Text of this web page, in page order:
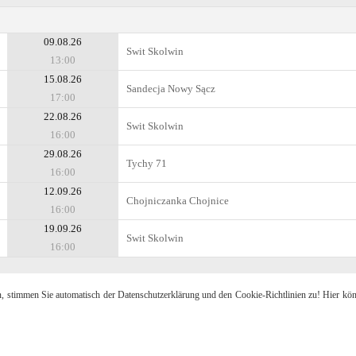
09.08.26
13:00
Swit Skolwin
15.08.26
17:00
Sandecja Nowy Sącz
22.08.26
16:00
Swit Skolwin
29.08.26
16:00
Tychy 71
12.09.26
16:00
Chojniczanka Chojnice
19.09.26
16:00
Swit Skolwin
Sie automatisch der Datenschutzerklärung und den Cookie-Richtlinien zu! Hier